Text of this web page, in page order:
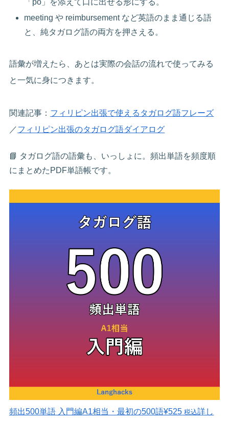
meeting や reimbursement など英語のまま通じる語
と、純タガログ語の両方を押さえる。
語彙が増えたら、あとは実際の会話の流れで使ってみる
と一気に身につきます。
関連記事： フィリピン出張で使えるタガログ語フレーズ
／フィリピン出張のタガログ語ダイアログ
📘 タガログ語の語彙も、いっしょに。頻出単語を頻度順
にまとめたPDF単語帳です。
頻出500単語 入門編A1相当・最初の500語¥525 税込詳し